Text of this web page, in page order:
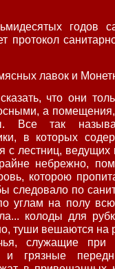
годов
протокол
лавок и
что они
а помещения,
Все так
в которых
с лестниц, ведущих
небрежно,
которою
следовало по
углам на полу
колоды для
туши вешаются
служащие при
и грязные